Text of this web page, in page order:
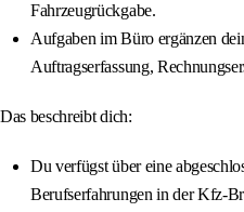
Fahrzeugrückgabe.
Aufgaben im Büro ergänzen
Auftragserfassung,
Das beschreibt dich:
Du verfügst über eine
Berufserfahrungen in der Kfz-